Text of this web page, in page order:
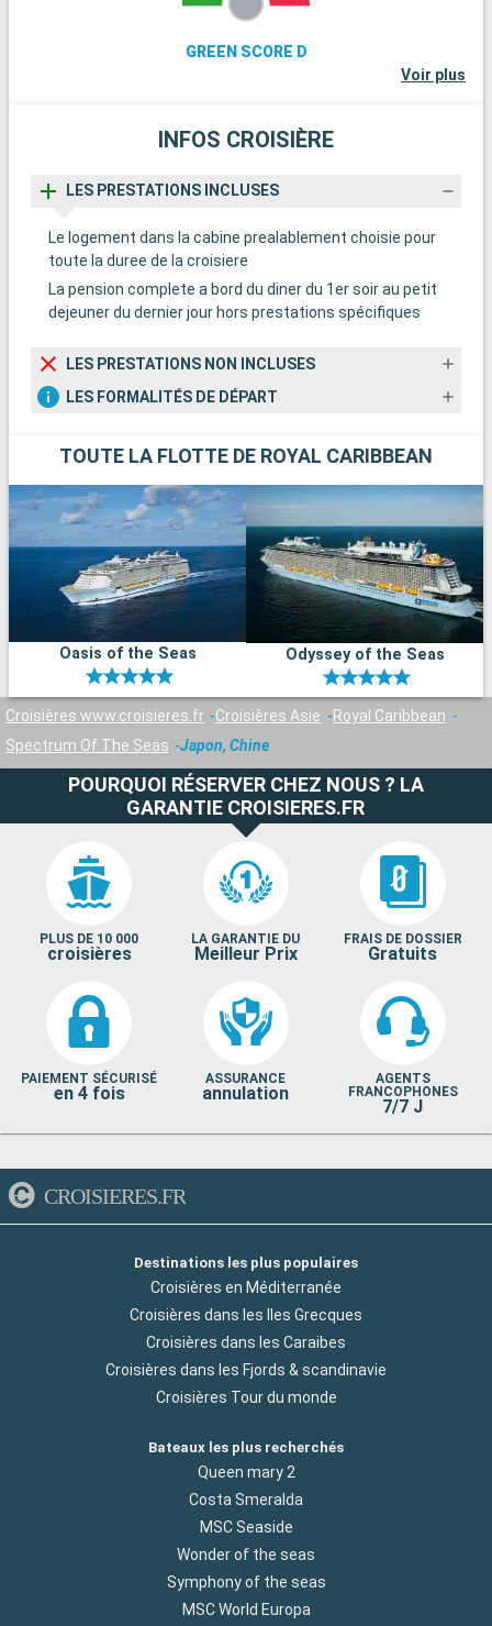
GREEN SCORE D
Voir plus
INFOS CROISIÈRE
LES PRESTATIONS INCLUSES
Le logement dans la cabine prealablement choisie pour
toute la duree de la croisiere
La pension complete a bord du diner du 1er soir au petit
dejeuner du dernier jour hors prestations spécifiques
LES PRESTATIONS NON INCLUSES
LES FORMALITÉS DE DÉPART
TOUTE LA FLOTTE DE ROYAL CARIBBEAN
Oasis of the Seas Odyssey of the Seas
Croisières www.croisieres.fr Croisières Asie
Royal Caribbean
Spectrum Of The Seas
Japon, Chine
POURQUOI RÉSERVER CHEZ NOUS ? LA
GARANTIE CROISIERES.FR
PLUS DE 10 000
croisières
LA GARANTIE DU
Meilleur Prix
FRAIS DE DOSSIER
Gratuits
PAIEMENT SÉCURISÉ
en 4 fois
ASSURANCE
annulation
AGENTS
FRANCOPHONES
7/7 J
CROISIERES.FR
Destinations les plus populaires
Croisières en Méditerranée
Croisières dans les Iles Grecques
Croisières dans les Caraibes
Croisières dans les Fjords & scandinavie
Croisières Tour du monde
Bateaux les plus recherchés
Queen mary 2
Costa Smeralda
MSC Seaside
Wonder of the seas
Symphony of the seas
MSC World Europa